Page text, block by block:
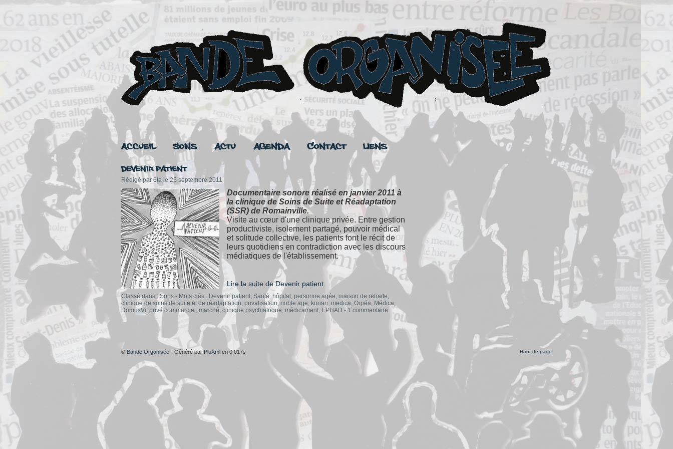
Accueil Sons Actu Agenda Contact Liens
Devenir patient
Rédigé par 6ta le 25 septembre 2011
Documentaire sonore réalisé en janvier 2011 à
la clinique de Soins de Suite et Réadaptation
(SSR) de Romainville.
Visite au cœur d'une clinique privée. Entre gestion
productiviste, isolement partagé, pouvoir médical
et solitude collective, les patients font le récit de
leurs quotidiens en contradiction avec les discours
médiatiques de l'établissement.
Lire la suite de Devenir patient
Classé dans :Sons - Mots clés : Devenir patient, Santé, hôpital , personne agée, maison de retraite,
clinique de soins de suite et de réadaptation, privatisation, noble age, korian, medica, Orpéa, Médica,
DomusVi, privé commercial , marché, clinique psychiatrique, médicament, EPHAD -1 commentaire
© Bande Organisée - Généré parPluXml en 0.017s Haut de page